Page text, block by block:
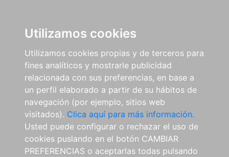
Utilizamos cookies
Utilizamos cookies propias y de terceros para
fines analíticos y mostrarle publicidad
relacionada con sus preferencias, en base a
un perfil elaborado a partir de su hábitos de
navegación (por ejemplo, sitios web
visitados). Clica aquí para más información.
Usted puede configurar o rechazar el uso de
cookies puslando en el botón CAMBIAR
PREFERENCIAS o aceptarlas todas pulsando